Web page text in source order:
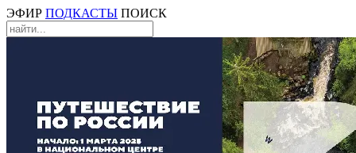
ЭФИР ПОДКАСТЫ ПОИСК